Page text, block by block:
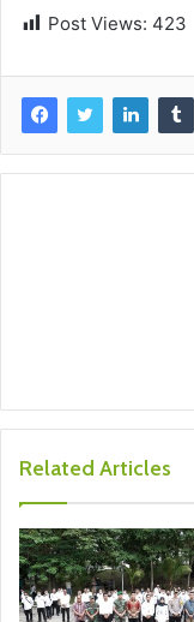
Post Views: 423
Related Articles